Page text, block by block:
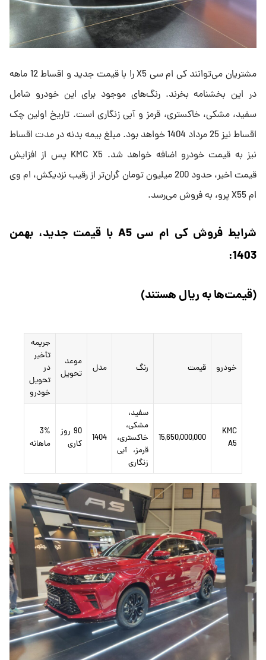
مشتریان می‌توانند کی ام سی X5 را با قیمت جدید و اقساط 12 ماهه
در این بخشنامه بخرند. رنگ‌های موجود برای این خودرو شامل
سفید، مشکی، خاکستری، قرمز و آبی زنگاری است. تاریخ اولین چک
اقساط نیز 25 مرداد 1404 خواهد بود. مبلغ بیمه بدنه در مدت اقساط
نیز به قیمت خودرو اضافه خواهد شد. KMC X5‌ پس از افزایش
قیمت اخیر، حدود 200 میلیون تومان گران‌تر از رقیب نزدیکش، ام وی
ام X55 پرو، به فروش می‌رسد.
شرایط فروش کی ام سی A5 با قیمت جدید، بهمن
1403:
(قیمت‌ها به ریال هستند)
خودرو قیمت رنگ مدل
موعد
تحویل
جریمه
تأخیر
در
تحویل
خودرو
KMC
A5
15,650,000,000
سفید،
مشکی،
خاکستری،
قرمز، آبی
زنگاری
1404
90 روز
کاری
3%
ماهانه